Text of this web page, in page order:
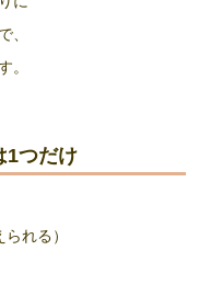
、
。
1つだけ
れる）